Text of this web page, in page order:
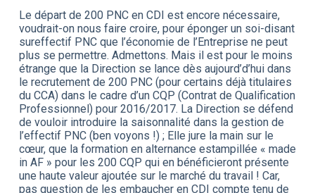
Le départ de 200 PNC en CDI est encore nécessaire,
voudrait-on nous faire croire, pour éponger un soi-disant
sureffectif PNC que l’économie de l’Entreprise ne peut
plus se permettre. Admettons. Mais il est pour le moins
étrange que la Direction se lance dès aujourd’d’hui dans
le recrutement de 200 PNC (pour certains déjà titulaires
du CCA) dans le cadre d’un CQP (Contrat de Qualification
Professionnel) pour 2016/2017. La Direction se défend
de vouloir introduire la saisonnalité dans la gestion de
l’effectif PNC (ben voyons !) ; Elle jure la main sur le
cœur, que la formation en alternance estampillée « made
in AF » pour les 200 CQP qui en bénéficieront présente
une haute valeur ajoutée sur le marché du travail ! Car,
pas question de les embaucher en CDI compte tenu de